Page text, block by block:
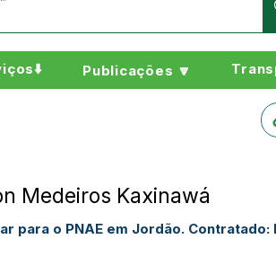
Publicações 🔽
Medeiros Kaxinawá
para o PNAE em Jordão. Contratado: